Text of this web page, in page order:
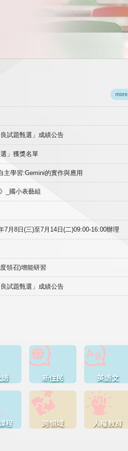
more
試題甄選」成績公告
」獲獎名單
主學習:Gemini的實作與應用
_國小表藝組
月8日(三)至7月14日(二)09:00-16:00辦理
領召)增能研習
試題甄選」成績公告
新住民 英語文
程 跨領域 人權教育